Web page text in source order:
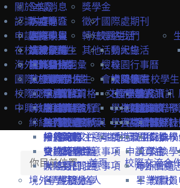
全部消息
防疫專區
國際學生
本地學生
教職員
獎學金
徵才
轉知
其他
關於本處
本處簡介
本處成員
法規彙編
中英雙語詞彙
國際處期刊
聯絡我們
活動紀錄
搜尋
會議記錄
認識中興
選擇中興
認識台灣
認識台中
就學費用
學費
生活費
工作機會
校園生活
興大生活
校園行事曆
校園地圖
校內設施
學生活動
學習生活
學生住宿
申請中興
境外學位生
身分別
國際學位生
國籍資格
申請流程
招生系所
申請文件
提名推薦
常見問題
經驗分享
大陸學生
申請資訊
課程資訊
常見問題
僑港澳生
申請資訊
在校境外學生
境外學位生
外國新生
抵台前
抵台後
統一證號與
簽證
學習華語
外國在校學生
教務資訊
選課資訊
工作證
居留證
獎學金
申訴管道
畢業離校
海外教育計畫
交換學生計畫
申請簡章
申請流程
熱門校統計
常見問題
交換獎學金
交換學校資訊
海外地區
大陸地區
國際訪賓與學人
國際訪賓
關於國際訪賓
接待原則
接待紀錄
國際學人
關於國際
交換教授
歐盟
校際交流合作
締結合約
締約注意事項
締約流程
合約範本
大陸簽約注意事項
各學院聯絡人
姊妹校一
姊妹
姊妹
中興教職員
締結合約
一般締約注意事項
雙聯締約注意事項
聯絡窗口
境外學生招生
海外教育
交換
交換
海外國際
教職
你目前位置: 首頁 校際交流合